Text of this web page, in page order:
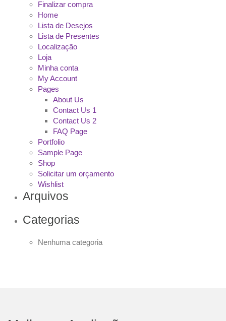
Finalizar compra
Home
Lista de Desejos
Lista de Presentes
Localização
Loja
Minha conta
My Account
Pages
About Us
Contact Us 1
Contact Us 2
FAQ Page
Portfolio
Sample Page
Shop
Solicitar um orçamento
Wishlist
Arquivos
Categorias
Nenhuma categoria